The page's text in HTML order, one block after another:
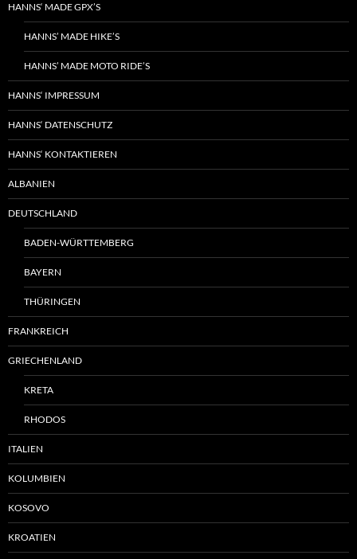
HANNS‘ MADE GPX’S
HANNS’ MADE HIKE’S
HANNS’ MADE MOTO RIDE’S
HANNS‘ IMPRESSUM
HANNS‘ DATENSCHUTZ
HANNS‘ KONTAKTIEREN
ALBANIEN
DEUTSCHLAND
BADEN-WÜRTTEMBERG
BAYERN
THÜRINGEN
FRANKREICH
GRIECHENLAND
KRETA
RHODOS
ITALIEN
KOLUMBIEN
KOSOVO
KROATIEN